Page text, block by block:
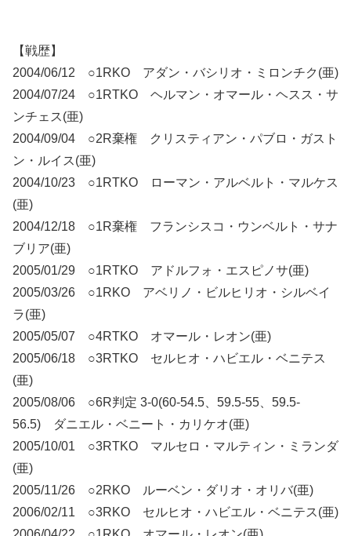
【戦歴】
2004/06/12 ○1RKO アダン・バシリオ・ミロンチク(亜)
2004/07/24 ○1RTKO ヘルマン・オマール・ヘスス・サ
ンチェス(亜)
2004/09/04 ○2R棄権 クリスティアン・パブロ・ガスト
ン・ルイス(亜)
2004/10/23 ○1RTKO ローマン・アルベルト・マルケス
(亜)
2004/12/18 ○1R棄権 フランシスコ・ウンベルト・サナ
ブリア(亜)
2005/01/29 ○1RTKO アドルフォ・エスピノサ(亜)
2005/03/26 ○1RKO アベリノ・ビルヒリオ・シルベイ
ラ(亜)
2005/05/07 ○4RTKO オマール・レオン(亜)
2005/06/18 ○3RTKO セルヒオ・ハビエル・ベニテス
(亜)
2005/08/06 ○6R判定 3-0(60-54.5、59.5-55、59.5-
56.5) ダニエル・ベニート・カリケオ(亜)
2005/10/01 ○3RTKO マルセロ・マルティン・ミランダ
(亜)
2005/11/26 ○2RKO ルーベン・ダリオ・オリバ(亜)
2006/02/11 ○3RKO セルヒオ・ハビエル・ベニテス(亜)